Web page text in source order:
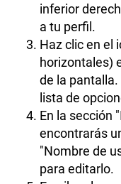
inferior
a tu perfil.
Haz clic en el
horizontales)
de la
lista de
En la sección
encontrarás
"Nombre de
para editarlo.